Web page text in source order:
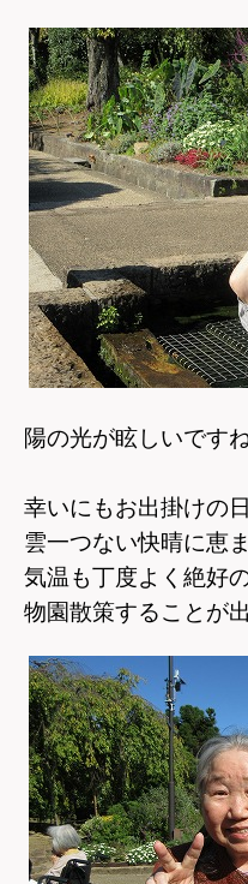
陽の光が眩しいです
幸いにもお出掛けの
雲一つない快晴に恵
気温も丁度よく絶好
物園散策することが